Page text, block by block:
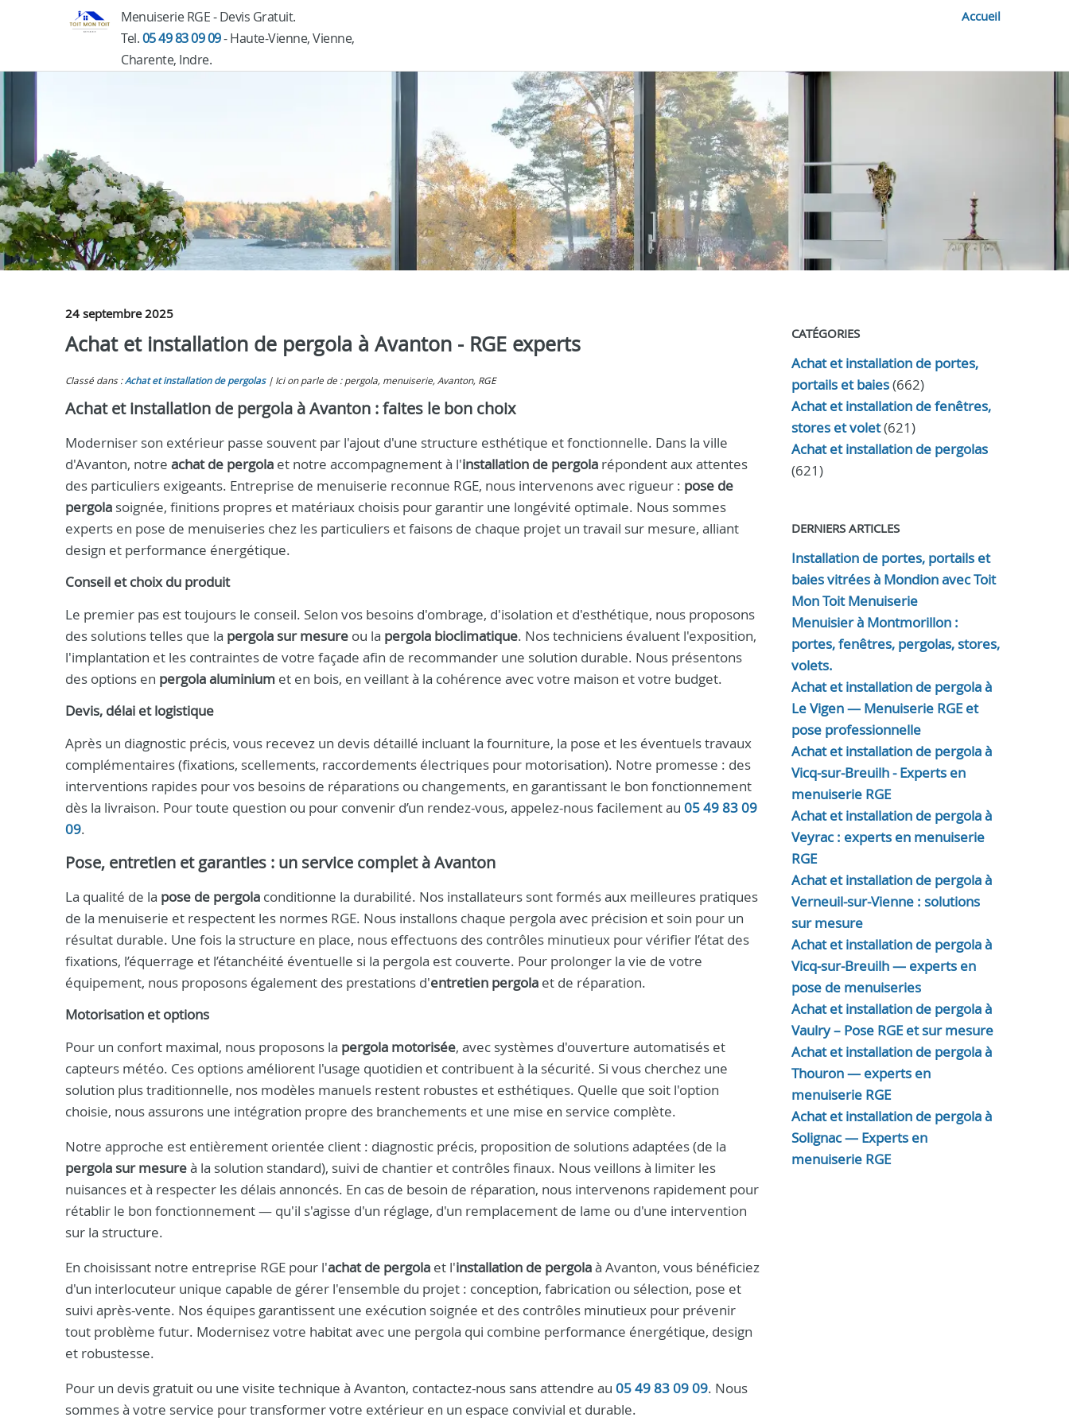
Menuiserie RGE - Devis Gratuit.
Tel.05 49 83 09 09- Haute-Vienne, Vienne,
Charente, Indre.
Accueil
24 septembre 2025
Achat et installation de pergola à Avanton - RGE experts
Classé dans :Achat et installation de pergolas Ici on parle de : pergola, menuiserie, Avanton, RGE
Achat et installation de pergola à Avanton : faites le bon choix
Moderniser son extérieur passe souvent par l'ajout d'une structure esthétique et fonctionnelle. Dans la ville
d'Avanton, notre achat de pergola et notre accompagnement à l'installation de pergola répondent aux attentes
des particuliers exigeants. Entreprise de menuiserie reconnue RGE, nous intervenons avec rigueur : pose de
pergola soignée, finitions propres et matériaux choisis pour garantir une longévité optimale. Nous sommes
experts en pose de menuiseries chez les particuliers et faisons de chaque projet un travail sur mesure, alliant
design et performance énergétique.
Conseil et choix du produit
Le premier pas est toujours le conseil. Selon vos besoins d'ombrage, d'isolation et d'esthétique, nous proposons
des solutions telles que la pergola sur mesure ou la pergola bioclimatique. Nos techniciens évaluent l'exposition,
l'implantation et les contraintes de votre façade afin de recommander une solution durable. Nous présentons
des options en pergola aluminium et en bois, en veillant à la cohérence avec votre maison et votre budget.
Devis, délai et logistique
Après un diagnostic précis, vous recevez un devis détaillé incluant la fourniture, la pose et les éventuels travaux
complémentaires (fixations, scellements, raccordements électriques pour motorisation). Notre promesse : des
interventions rapides pour vos besoins de réparations ou changements, en garantissant le bon fonctionnement
dès la livraison. Pour toute question ou pour convenir d’un rendez-vous, appelez-nous facilement au 05 49 83 09
09.
Pose, entretien et garanties : un service complet à Avanton
La qualité de la pose de pergola conditionne la durabilité. Nos installateurs sont formés aux meilleures pratiques
de la menuiserie et respectent les normes RGE. Nous installons chaque pergola avec précision et soin pour un
résultat durable. Une fois la structure en place, nous effectuons des contrôles minutieux pour vérifier l’état des
fixations, l’équerrage et l’étanchéité éventuelle si la pergola est couverte. Pour prolonger la vie de votre
équipement, nous proposons également des prestations d'entretien pergola et de réparation.
Motorisation et options
Pour un confort maximal, nous proposons la pergola motorisée, avec systèmes d'ouverture automatisés et
capteurs météo. Ces options améliorent l'usage quotidien et contribuent à la sécurité. Si vous cherchez une
solution plus traditionnelle, nos modèles manuels restent robustes et esthétiques. Quelle que soit l'option
choisie, nous assurons une intégration propre des branchements et une mise en service complète.
Notre approche est entièrement orientée client : diagnostic précis, proposition de solutions adaptées (de la
pergola sur mesureà la solution standard), suivi de chantier et contrôles finaux. Nous veillons à limiter les
nuisances et à respecter les délais annoncés. En cas de besoin de réparation, nous intervenons rapidement pour
rétablir le bon fonctionnement — qu'il s'agisse d'un réglage, d'un remplacement de lame ou d'une intervention
sur la structure.
En choisissant notre entreprise RGE pour l'achat de pergola et l'installation de pergolaà Avanton, vous bénéficiez
d'un interlocuteur unique capable de gérer l'ensemble du projet : conception, fabrication ou sélection, pose et
suivi après-vente. Nos équipes garantissent une exécution soignée et des contrôles minutieux pour prévenir
tout problème futur. Modernisez votre habitat avec une pergola qui combine performance énergétique, design
et robustesse.
Pour un devis gratuit ou une visite technique à Avanton, contactez-nous sans attendre au 05 49 83 09 09. Nous
sommes à votre service pour transformer votre extérieur en un espace convivial et durable.
CATÉGORIES
Achat et installation de portes,
portails et baies(662)
Achat et installation de fenêtres,
stores et volet(621)
Achat et installation de pergolas
(621)
DERNIERS ARTICLES
Installation de portes, portails et
baies vitrées à Mondion avec Toit
Mon Toit Menuiserie
Menuisier à Montmorillon :
portes, fenêtres, pergolas, stores,
volets.
Achat et installation de pergola à
Le Vigen — Menuiserie RGE et
pose professionnelle
Achat et installation de pergola à
Vicq-sur-Breuilh - Experts en
menuiserie RGE
Achat et installation de pergola à
Veyrac : experts en menuiserie
RGE
Achat et installation de pergola à
Verneuil-sur-Vienne : solutions
sur mesure
Achat et installation de pergola à
Vicq-sur-Breuilh — experts en
pose de menuiseries
Achat et installation de pergola à
Vaulry – Pose RGE et sur mesure
Achat et installation de pergola à
Thouron — experts en
menuiserie RGE
Achat et installation de pergola à
Solignac — Experts en
menuiserie RGE